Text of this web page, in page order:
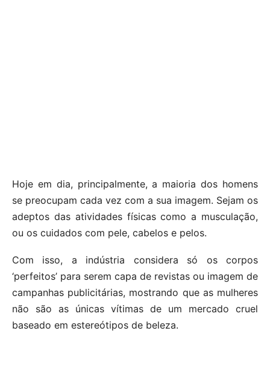
Hoje em dia, principalmente, a maioria dos homens
se preocupam cada vez com a sua imagem. Sejam os
adeptos das atividades físicas como a musculação,
ou os cuidados com pele, cabelos e pelos.
Com isso, a indústria considera só os corpos
‘perfeitos’ para serem capa de revistas ou imagem de
campanhas publicitárias, mostrando que as mulheres
não são as únicas vítimas de um mercado cruel
baseado em estereótipos de beleza.